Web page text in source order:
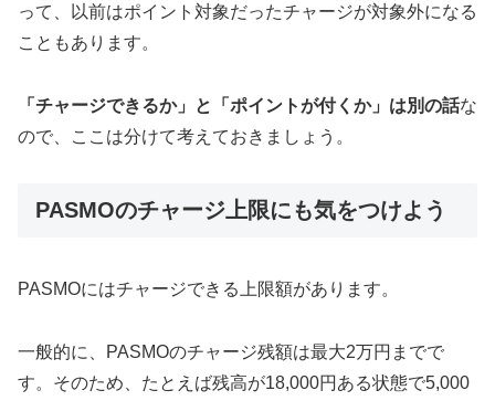
って、以前はポイント対象だったチャージが対象外になる
こともあります。
「チャージできるか」と「ポイントが付くか」は別の話な
ので、ここは分けて考えておきましょう。
PASMOのチャージ上限にも気をつけよう
PASMOにはチャージできる上限額があります。
一般的に、PASMOのチャージ残額は最大2万円までで
す。そのため、たとえば残高が18,000円ある状態で5,000